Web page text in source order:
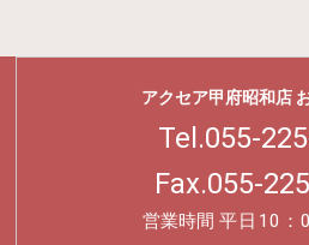
アクセア甲府昭和店
Tel.055-
Fax.055-
営業時間 平日10：